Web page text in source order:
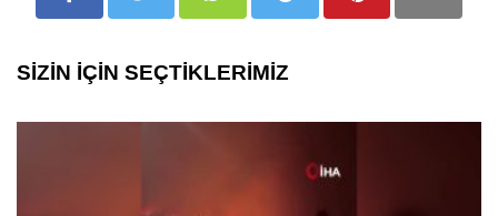
SİZİN İÇİN SEÇTİKLERİMİZ